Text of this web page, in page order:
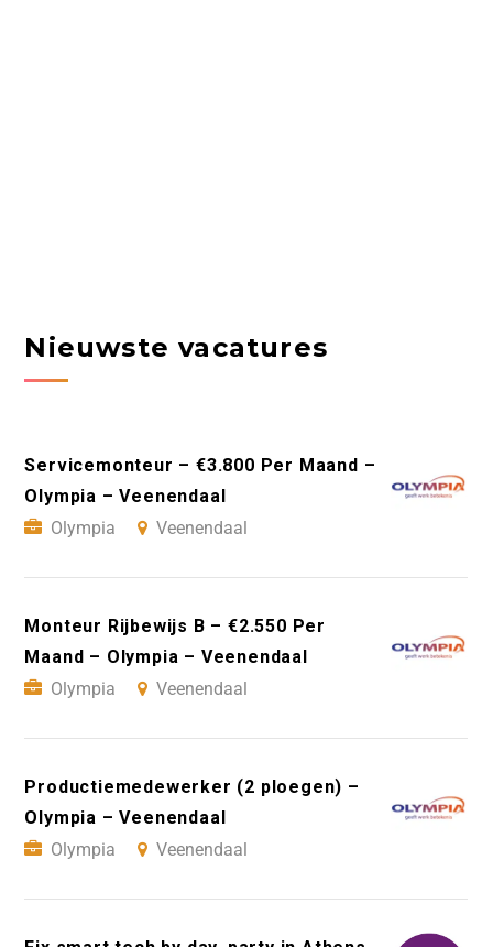
Nieuwste vacatures
Servicemonteur – €3.800 Per Maand –
Olympia – Veenendaal
Olympia
Veenendaal
Monteur Rijbewijs B – €2.550 Per
Maand – Olympia – Veenendaal
Olympia
Veenendaal
Productiemedewerker (2 ploegen) –
Olympia – Veenendaal
Olympia
Veenendaal